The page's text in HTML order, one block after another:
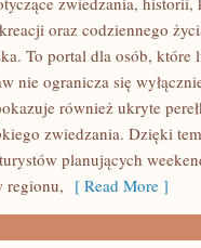
oraz codziennego
To portal dla osób,
nie ogranicza się
również ukryte
zwiedzania. Dzięki
planujących
regionu, [ Read More ]